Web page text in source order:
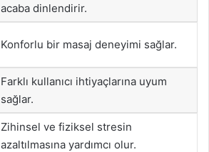
acaba dinlendirir.
Konforlu bir masaj deneyimi sağlar.
Farklı kullanıcı ihtiyaçlarına uyum
sağlar.
Zihinsel ve fiziksel stresin
azaltılmasına yardımcı olur.